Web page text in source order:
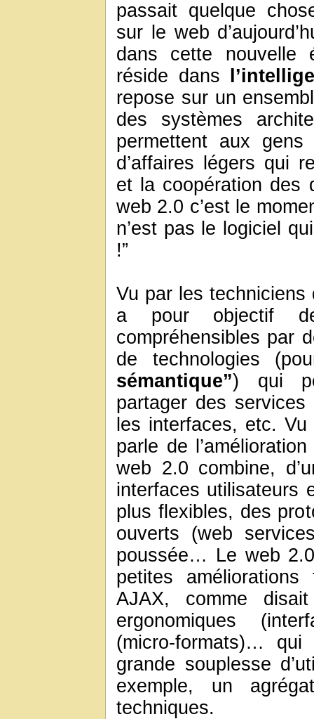
passait quelque
sur le web
dans cette nouvelle
réside dans
repose sur un
des systèmes
permettent aux
d’affaires légers qui
et la coopération
web 2.0 c’est le
n’est pas le logiciel
!”
Vu par les techniciens
a pour objectif
compréhensibles par
de technologies
sémantique”) qui
partager des
les interfaces, etc.
parle de
web 2.0 combine,
interfaces utilisateurs
plus flexibles, des
ouverts (web
poussée… Le web
petites améliorations
AJAX, comme
ergonomiques
(micro-formats)… qui
grande souplesse
exemple, un
techniques.